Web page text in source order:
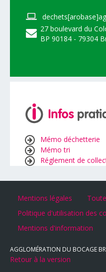
27 boulevard du
BP 90184 - 79304
Mémo déchetterie
Mémo tri
Réglement de
Mentions légales
Politique d'utilisation des
Mentions d'information
AGGLOMÉRATION DU BOCAGE
Retour à la version